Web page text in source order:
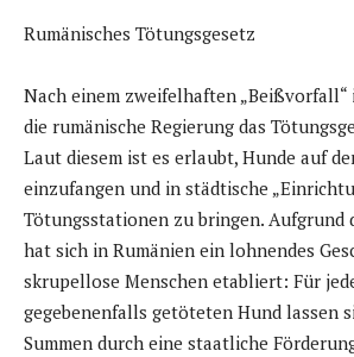
Rumänisches Tötungsgesetz
Nach einem zweifelhaften „Beißvorfall“
die rumänische Regierung das
Laut diesem ist es erlaubt, Hunde auf
einzufangen und in städtische
Tötungsstationen zu bringen. Aufgrund
hat sich in Rumänien ein lohnendes
skrupellose Menschen etabliert: Für
gegebenenfalls getöteten Hund lassen
Summen durch eine staatliche